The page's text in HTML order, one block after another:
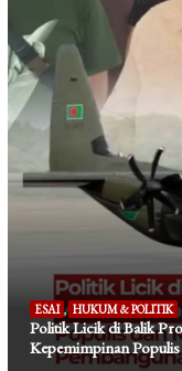
ESAI , HUKUM & POLITIK
Politik Licik di Balik
Kepemimpinan